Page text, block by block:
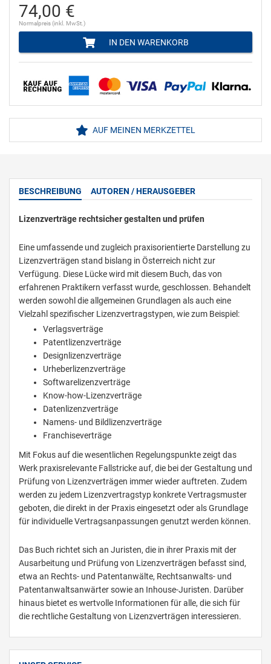
74,00 €
Normalpreis (inkl. MwSt.)
IN DEN WARENKORB
AUF MEINEN MERKZETTEL
BESCHREIBUNG AUTOREN / HERAUSGEBER
Lizenzverträge rechtsicher gestalten und prüfen
Eine umfassende und zugleich praxisorientierte Darstellung zu
Lizenzverträgen stand bislang in Österreich nicht zur
Verfügung. Diese Lücke wird mit diesem Buch, das von
erfahrenen Praktikern verfasst wurde, geschlossen. Behandelt
werden sowohl die allgemeinen Grundlagen als auch eine
Vielzahl spezifischer Lizenzvertragstypen, wie zum Beispiel:
Verlagsverträge
Patentlizenzverträge
Designlizenzverträge
Urheberlizenzverträge
Softwarelizenzverträge
Know-how-Lizenzverträge
Datenlizenzverträge
Namens- und Bildlizenzverträge
Franchiseverträge
Mit Fokus auf die wesentlichen Regelungspunkte zeigt das
Werk praxisrelevante Fallstricke auf, die bei der Gestaltung und
Prüfung von Lizenzverträgen immer wieder auftreten. Zudem
werden zu jedem Lizenzvertragstyp konkrete Vertragsmuster
geboten, die direkt in der Praxis eingesetzt oder als Grundlage
für individuelle Vertragsanpassungen genutzt werden können.
Das Buch richtet sich an Juristen, die in ihrer Praxis mit der
Ausarbeitung und Prüfung von Lizenzverträgen befasst sind,
etwa an Rechts- und Patentanwälte, Rechtsanwalts- und
Patentanwaltsanwärter sowie an Inhouse-Juristen. Darüber
hinaus bietet es wertvolle Informationen für alle, die sich für
die rechtliche Gestaltung von Lizenzverträgen interessieren.